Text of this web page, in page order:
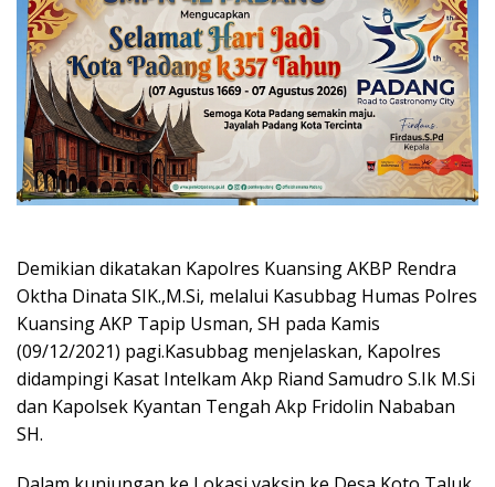
Demikian dikatakan Kapolres Kuansing AKBP Rendra
Oktha Dinata SIK.,M.Si, melalui Kasubbag Humas Polres
Kuansing AKP Tapip Usman, SH pada Kamis
(09/12/2021) pagi.Kasubbag menjelaskan, Kapolres
didampingi Kasat Intelkam Akp Riand Samudro S.Ik M.Si
dan Kapolsek Kyantan Tengah Akp Fridolin Nababan
SH.